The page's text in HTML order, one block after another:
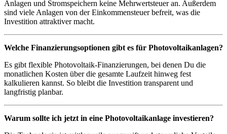
Anlagen und Stromspeichern keine Mehrwertsteuer an. Außerdem
sind viele Anlagen von der Einkommensteuer befreit, was die
Investition attraktiver macht.
Welche Finanzierungsoptionen gibt es für Photovoltaikanlagen?
Es gibt flexible Photovoltaik-Finanzierungen, bei denen Du die
monatlichen Kosten über die gesamte Laufzeit hinweg fest
kalkulieren kannst. So bleibt die Investition transparent und
langfristig planbar.
Warum sollte ich jetzt in eine Photovoltaikanlage investieren?